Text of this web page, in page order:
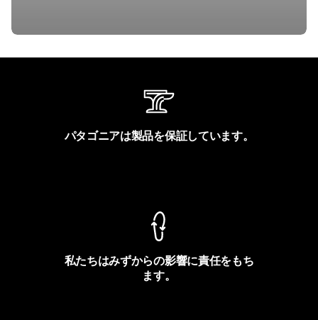
パタゴニアは製品を保証しています。
私たちはみずからの影響に責任をもち
ます。